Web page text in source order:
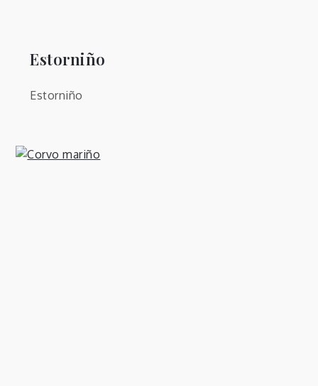
Estorniño
Estorniño